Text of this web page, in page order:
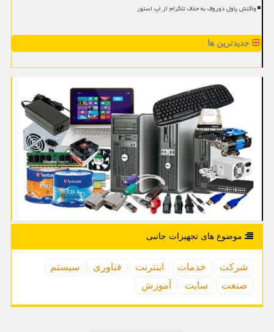
واکنش پاول دوروف به حذف تلگرام از اپ استور
جدیدترین ها
موضوع های تجهیزات جانبی
شركت خدمات اینترنت فناوری
سیستم
صنعت
سایت آموزش